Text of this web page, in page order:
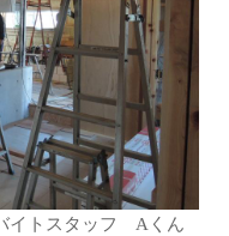
イトスタッフ Aくん